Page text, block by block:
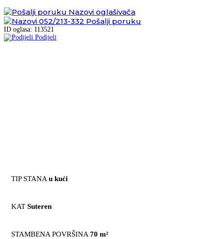
Nazovi oglašivača
052/213-332 Pošalji poruku
ID oglasa: 113521
Podijeli
TIP STANA u kući
KAT Suteren
STAMBENA POVRŠINA 70 m²